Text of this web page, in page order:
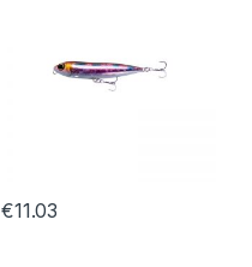
€11.03